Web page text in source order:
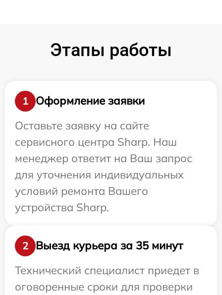
Этапы работы
1
Оформление заявки
Оставьте заявку на сайте
сервисного центра Sharp. Наш
менеджер ответит на Ваш запрос
для уточнения индивидуальных
условий ремонта Вашего
устройства Sharp.
2
Выезд курьера за 35 минут
Технический специалист приедет в
оговоренные сроки для проверки